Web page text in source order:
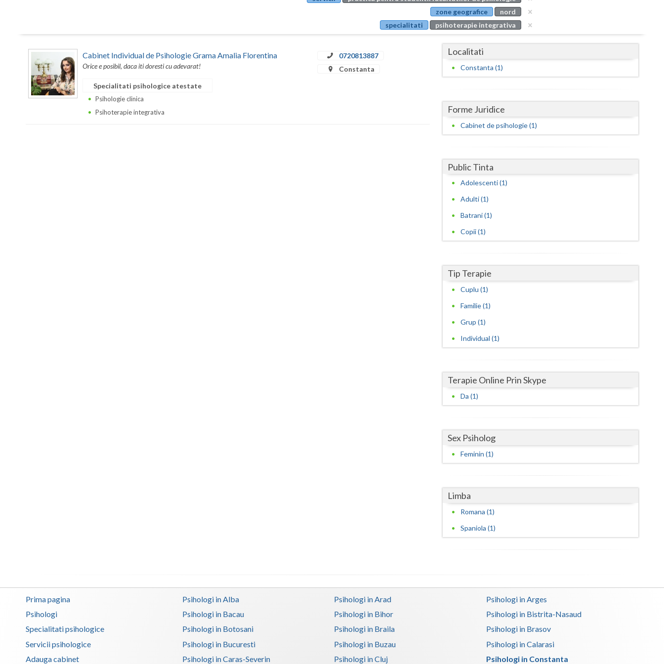
Buzau
Calarasi
Caras-Severin
Dambovita
Hunedoara
Iasi
Neamt
Timis
Vaslui
Vrancea
zone geografice
nord
specialitati
psihoterapie integrativa
Cabinet Individual de Psihologie Grama Amalia Florentina
Orice e posibil, daca iti doresti cu adevarat!
0720813887
Constanta
Specialitati psihologice atestate
Psihologie clinica
Psihoterapie integrativa
Localitati
Constanta (1)
Forme Juridice
Cabinet de psihologie (1)
Public Tinta
Adolescenti (1)
Adulti (1)
Batrani (1)
Copii (1)
Tip Terapie
Cuplu (1)
Familie (1)
Grup (1)
Individual (1)
Terapie Online Prin Skype
Da (1)
Sex Psiholog
Feminin (1)
Limba
Romana (1)
Spaniola (1)
Prima pagina
Psihologi
Specialitati psihologice
Servicii psihologice
Adauga cabinet
Psihologi in Alba Psihologi in Arad
Psihologi in Arges
Psihologi in Bacau
Psihologi in Bihor
Psihologi in Bistrita-Nasaud
Psihologi in Botosani
Psihologi in Braila
Psihologi in Brasov
Psihologi in Bucuresti
Psihologi in Buzau
Psihologi in Calarasi
Psihologi in Caras-Severin
Psihologi in Cluj Psihologi in Constanta